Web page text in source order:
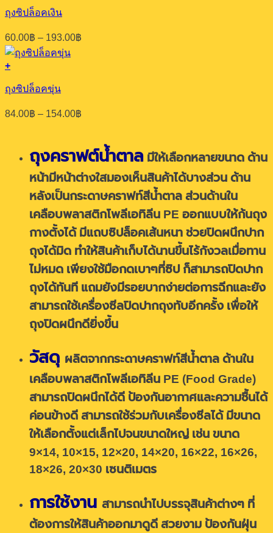
product
has
multiple
variants.
The
options
be
chosen
on
the
ถุงซิปล็อคเงิน
60.00฿ – 193.00฿
+
product
has
multiple
variants.
chosen
ถุงซิปล็อคขุ่น
84.00฿ – 154.00฿
through
154.00฿
ถุงคราฟต์น้ำตาล มีให้เลือกหลายขนาด ด้าน
หน้ามีหน้าต่างใสมองเห็นสินค้าได้บางส่วน ด้าน
หลังเป็นกระดาษคราฟท์สีน้ำตาล ส่วนด้านใน
เคลือบพลาสติกโพลีเอทิลีน PE ออกแบบให้ก้นถุง
กางตั้งได้ มีแถบซิปล็อคเส้นหนา ช่วยปิดผนึกปาก
ถุงได้มิด ทำให้สินค้าเก็บได้นานขึ้นไร้กังวลเมื่อทาน
ไม่หมด เพียงใช้มือกดเบาๆที่ซิป ก็สามารถปิดปาก
ถุงได้ทันที แถมยังมีรอยบากง่ายต่อการฉีกและยัง
สามารถใช้เครื่องซีลปิดปากถุงทับอีกครั้ง เพื่อให้
ถุงปิดผนึกดียิ่งขึ้น
วัสดุ ผลิตจากกระดาษคราฟท์สีน้ำตาล ด้านใน
เคลือบพลาสติกโพลีเอทิลีน PE (Food Grade)
สามารถปิดผนึกได้ดี ป้องกันอากาศและความชื้นได้
ค่อนข้างดี สามารถใช้ร่วมกับเครื่องซีลได้ มีขนาด
ให้เลือกตั้งแต่เล็กไปจนขนาดใหญ่ เช่น ขนาด
9×14, 10×15, 12×20, 14×20, 16×22, 16×26,
18×26, 20×30 เซนติเมตร
การใช้งาน สามารถนำไปบรรจุสินค้าต่างๆ ที่
ต้องการให้สินค้าออกมาดูดี สวยงาม ป้องกันฝุ่น